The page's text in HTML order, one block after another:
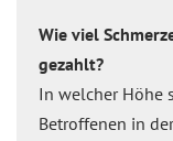
Wie viel
gezahlt?
In welcher Höhe
Betroffenen in